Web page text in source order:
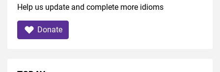
Help us update and complete more idioms
Donate